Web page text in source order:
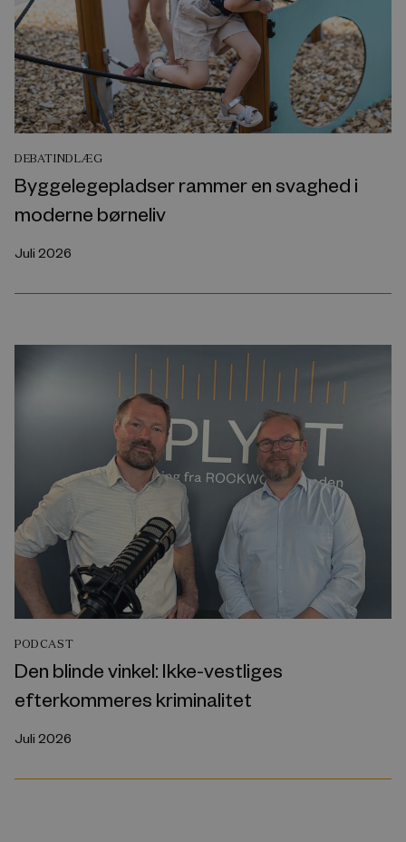
DEBATINDLÆG
Byggelegepladser rammer en svaghed i
moderne børneliv
Juli 2026
PODCAST
Den blinde vinkel: Ikke-vestliges
efterkommeres kriminalitet
Juli 2026